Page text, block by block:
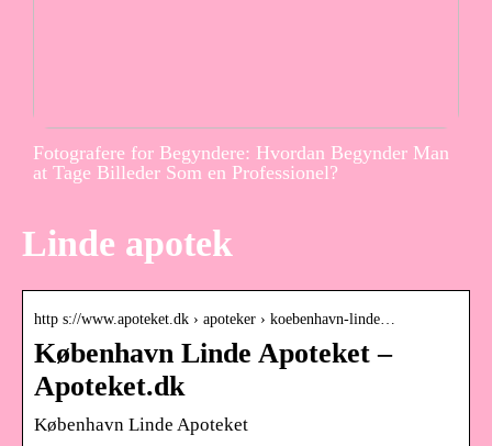
Fotografere for Begyndere: Hvordan Begynder Man
at Tage Billeder Som en Professionel?
Linde apotek
http s://www.apoteket.dk › apoteker › koebenhavn-linde…
København Linde Apoteket –
Apoteket.dk
København Linde Apoteket